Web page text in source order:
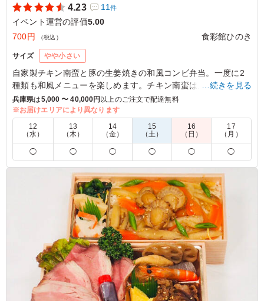
4.23 11件
イベント運営の評価5.00
700円
（税込） 食彩館ひのき
サイズ やや小さい
自家製チキン南蛮と豚の生姜焼きの和風コンビ弁当。一度に2
種類も和風メニューを楽しめます。チキン南蛮は当店大人気メ
ニューになっておりますので美味しいこと間違いなし！
4.0 株式会社オリィーブ
からあげ弁当を注文しましたが、みなさん味もボリューム
もまずまず満足してくれていたと思います。 色々とお弁
当メニューもあったので、他のメニューのお弁当も食べて
みたいと思いました。
ご利用シーン：イベント運営›イベントスタッフ
兵庫県加古郡播磨町東本荘2026/04/05
…続きを見る
兵庫県は5,000 〜 40,000円以上のご注文で配達無料
※お届けエリアにより異なります
12
（水）
13
（木）
14
（金）
15
（土）
16
（日）
17
（月）
◯ ◯ ◯ ◯ ◯ ◯